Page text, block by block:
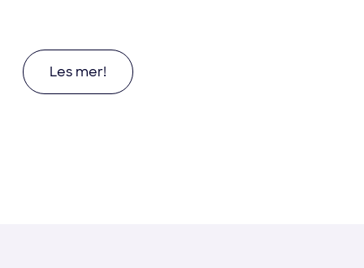
Les mer om Med Brage Finans på laget: Zahl
Les mer!